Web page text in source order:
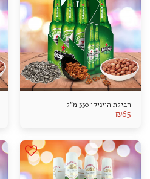
חבילת הייניקן 330 מ"ל
₪65